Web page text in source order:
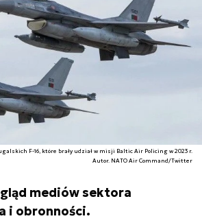
F-16, które brały udział w misji Baltic Air Policing w 2023 r.
Autor. NATO Air Command/Twitter
mediów sektora
i obronności.